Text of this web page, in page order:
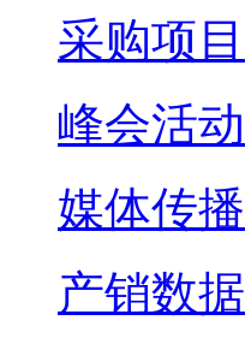
采购项目
峰会活动
媒体传播
产销数据